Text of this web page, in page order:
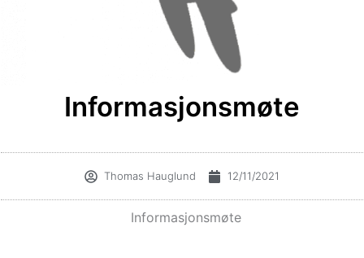
Informasjonsmøte
Thomas Hauglund 12/11/2021
Informasjonsmøte